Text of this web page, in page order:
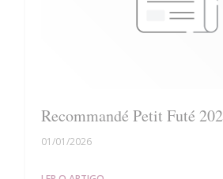
Recommandé Petit Futé
01/01/2026